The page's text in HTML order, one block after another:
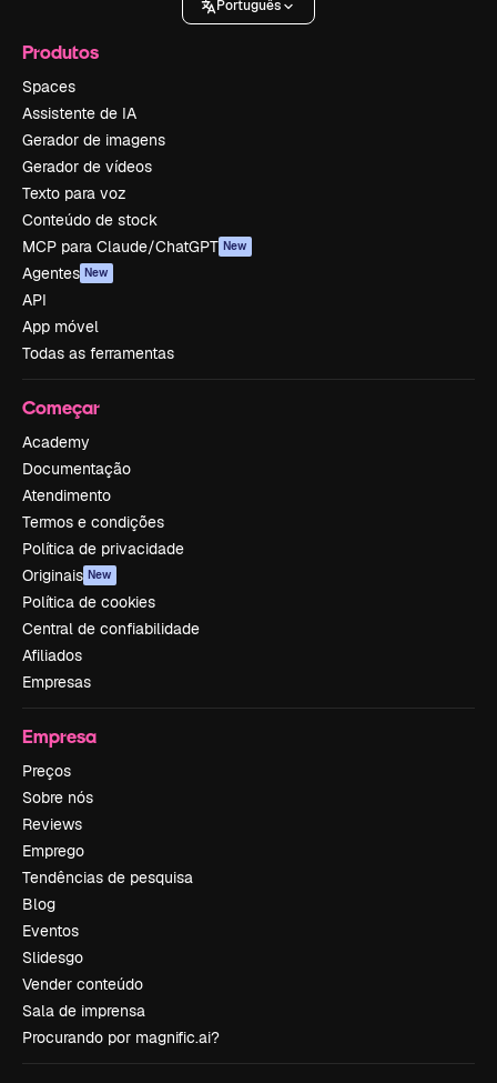
Português
Produtos
Spaces
Assistente de IA
Gerador de imagens
Gerador de vídeos
Texto para voz
Conteúdo de stock
MCP para Claude/ChatGPT New
Agentes New
API
App móvel
Todas as ferramentas
Começar
Academy
Documentação
Atendimento
Termos e condições
Política de privacidade
Originais New
Política de cookies
Central de confiabilidade
Afiliados
Empresas
Empresa
Preços
Sobre nós
Reviews
Emprego
Tendências de pesquisa
Blog
Eventos
Slidesgo
Vender conteúdo
Sala de imprensa
Procurando por magnific.ai?